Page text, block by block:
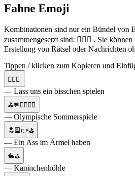
Fahne Emoji
Kombinationen sind nur ein Bündel von
zusammengesetzt sind: 🏌️‍♀️⛳ . Sie
Erstellung von Rätsel oder Nachrichten
Tippen / klicken zum Kopieren und
🏌️‍♀️⛳
— Lass uns ein bisschen spielen
⛳🥅🏋️‍♀️🚴‍♂️
— Olympische Sommerspiele
🔝🎴👉⛳
— Ein Ass im Ärmel haben
🐇⛳
— Kaninchenhöhle